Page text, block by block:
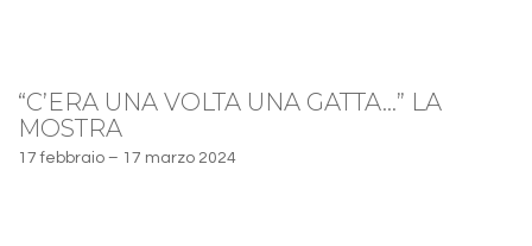
“C’ERA UNA VOLTA UNA GATTA…” LA
MOSTRA
17 febbraio – 17 marzo 2024